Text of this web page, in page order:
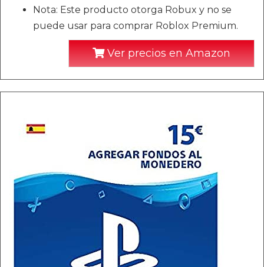
Nota: Este producto otorga Robux y no se
puede usar para comprar Roblox Premium.
Ver precios en Amazon